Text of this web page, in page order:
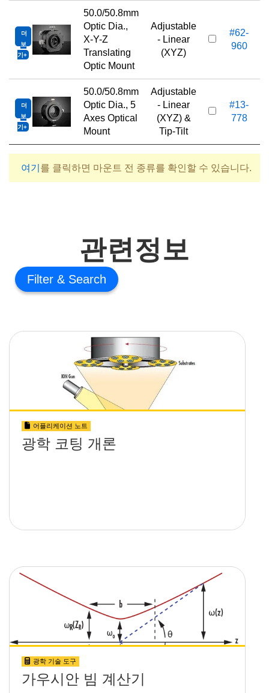
더
보
기
50.0/50.8mm
Optic Dia.,
X-Y-Z
Translating
Optic Mount
Adjustable
- Linear
(XYZ)
#62-
960
더
보
기
50.0/50.8mm
Optic Dia., 5
Axes Optical
Mount
Adjustable
- Linear
(XYZ) &
Tip-Tilt
#13-
778
여기 를 클릭하면 마운트 전 종류를 확인할 수 있습니다.
관련정보
Filter
어플리케이션 노트
광학 코팅 개론
광학 기술 도구
가우시안 빔 계산기